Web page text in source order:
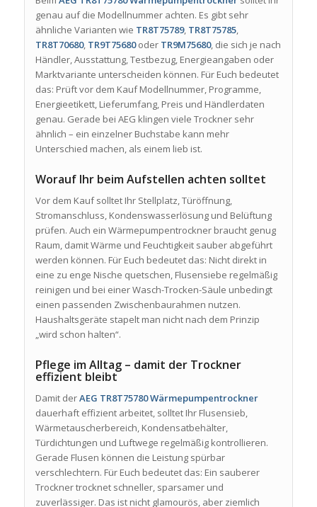
genau auf die Modellnummer achten. Es gibt sehr
ähnliche Varianten wie TR8T75789, TR8T75785,
TR8T70680, TR9T75680oder TR9M75680, die sich je nach
Händler, Ausstattung, Testbezug, Energieangaben oder
Marktvariante unterscheiden können. Für Euch bedeutet
das: Prüft vor dem Kauf Modellnummer, Programme,
Energieetikett, Lieferumfang, Preis und Händlerdaten
genau. Gerade bei AEG klingen viele Trockner sehr
ähnlich – ein einzelner Buchstabe kann mehr
Unterschied machen, als einem lieb ist.
Worauf Ihr beim Aufstellen achten solltet
Vor dem Kauf solltet Ihr Stellplatz, Türöffnung,
Stromanschluss, Kondenswasserlösung und Belüftung
prüfen. Auch ein Wärmepumpentrockner braucht genug
Raum, damit Wärme und Feuchtigkeit sauber abgeführt
werden können. Für Euch bedeutet das: Nicht direkt in
eine zu enge Nische quetschen, Flusensiebe regelmäßig
reinigen und bei einer Wasch-Trocken-Säule unbedingt
einen passenden Zwischenbaurahmen nutzen.
Haushaltsgeräte stapelt man nicht nach dem Prinzip
„wird schon halten“.
Pflege im Alltag – damit der Trockner
effizient bleibt
Damit derAEG TR8T75780 Wärmepumpentrockner
dauerhaft effizient arbeitet, solltet Ihr Flusensieb,
Wärmetauscherbereich, Kondensatbehälter,
Türdichtungen und Luftwege regelmäßig kontrollieren.
Gerade Flusen können die Leistung spürbar
verschlechtern. Für Euch bedeutet das: Ein sauberer
Trockner trocknet schneller, sparsamer und
zuverlässiger. Das ist nicht glamourös, aber ziemlich